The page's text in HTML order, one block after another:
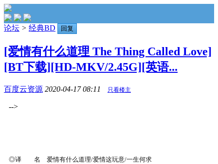
论坛 > 经典BD 回复
[爱情有什么道理 The Thing Called Love]
[BT下载][HD-MKV/2.45G][英语...
百度云资源 2020-04-17 08:11 只看楼主
-->
◎译 名 爱情有什么道理/爱情这玩意/一生何求